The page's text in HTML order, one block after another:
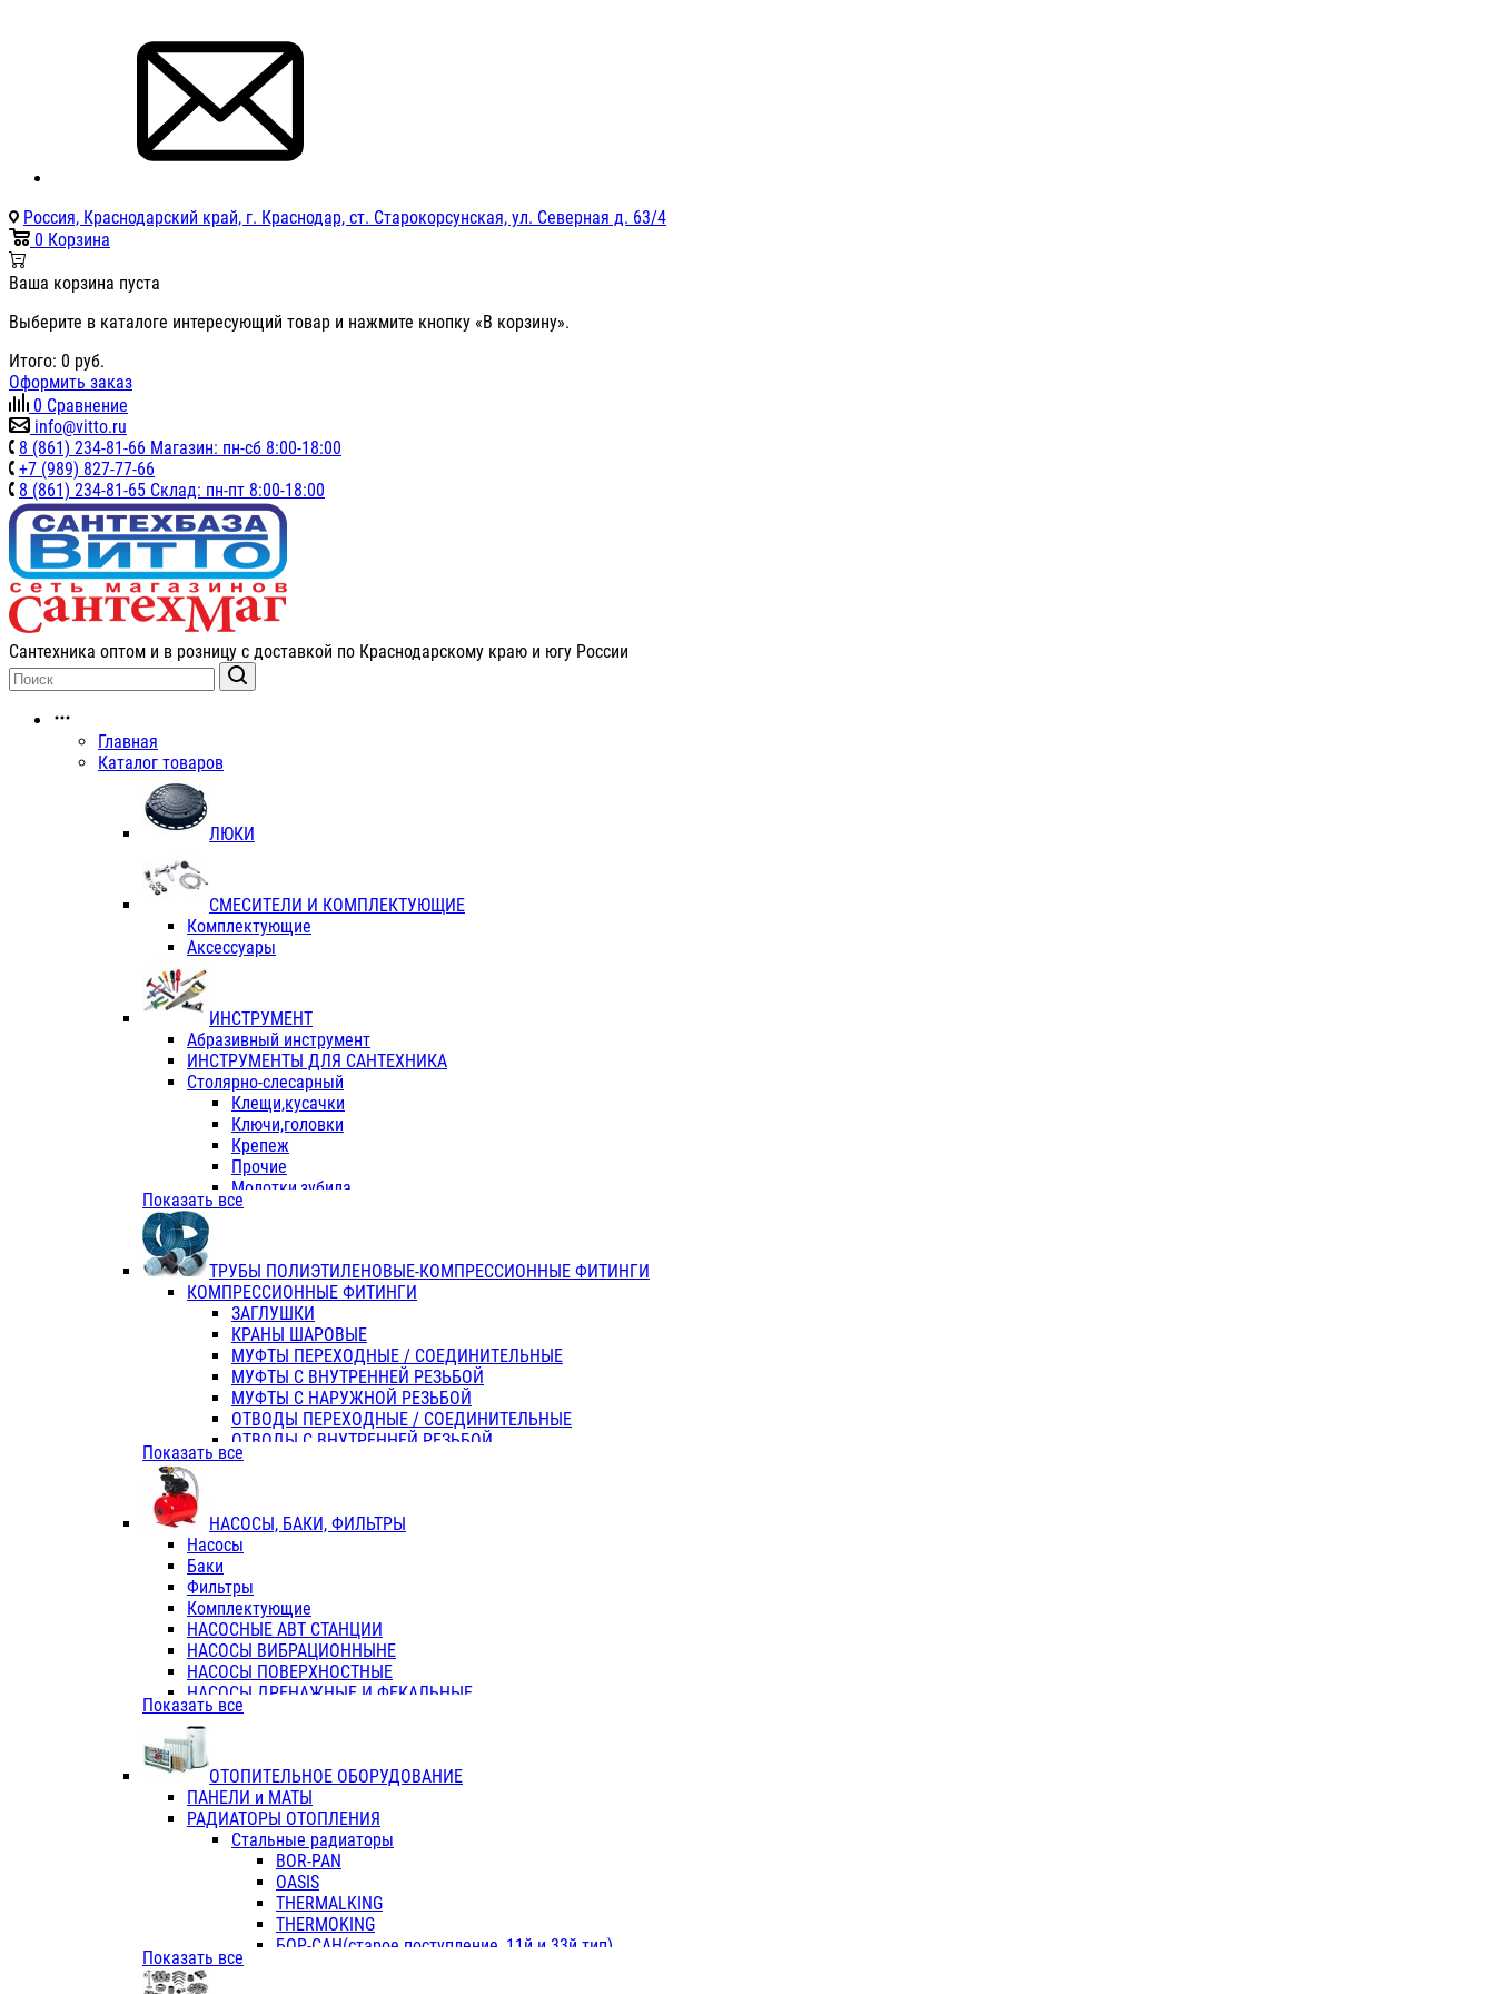
Россия, Краснодарский край, г. Краснодар, ст. Старокорсунская, ул. Северная д. 63/4
0 Корзина
Ваша корзина пуста
Выберите в каталоге интересующий товар и нажмите кнопку «В корзину».
Итого: 0 руб.
Оформить заказ
0 Сравнение
info@vitto.ru
8 (861) 234-81-66 Магазин: пн-сб 8:00-18:00
+7 (989) 827-77-66
8 (861) 234-81-65 Склад: пн-пт 8:00-18:00
Сантехника оптом и в розницу с доставкой по Краснодарскому краю и югу России
Главная
Каталог товаров
ЛЮКИ
СМЕСИТЕЛИ И КОМПЛЕКТУЮЩИЕ
Комплектующие
Аксессуары
ИНСТРУМЕНТ
Абразивный инструмент
ИНСТРУМЕНТЫ ДЛЯ САНТЕХНИКА
Столярно-слесарный
Клещи,кусачки
Ключи,головки
Крепеж
Прочие
Молотки,зубила
Пассатижи,тонкогубцы,утконосы
Отвертки
Хоз. инвентарь
ЭЛ. ИНСТРУМЕНТ OASIS
Показать все
ТРУБЫ ПОЛИЭТИЛЕНОВЫЕ-КОМПРЕССИОННЫЕ ФИТИНГИ
КОМПРЕССИОННЫЕ ФИТИНГИ
ЗАГЛУШКИ
КРАНЫ ШАРОВЫЕ
МУФТЫ ПЕРЕХОДНЫЕ / СОЕДИНИТЕЛЬНЫЕ
МУФТЫ С ВНУТРЕННЕЙ РЕЗЬБОЙ
МУФТЫ С НАРУЖНОЙ РЕЗЬБОЙ
ОТВОДЫ ПЕРЕХОДНЫЕ / СОЕДИНИТЕЛЬНЫЕ
ОТВОДЫ С ВНУТРЕННЕЙ РЕЗЬБОЙ
ОТВОДЫ С НАРУЖНОЙ РЕЗЬБОЙ
ТРОЙНИКИ ПЕРЕХОДНЫЕ / СОЕДИНИТЕЛЬНЫЕ
ТРОЙНИКИ С ВНУТРЕННЕЙ РЕЗЬБОЙ
КОЛЬЦА РЕЗИНОВЫЕ
ТРУБЫ НАПОРНЫЕ
ТРУБЫ ГОФРИРОВАННЫЕ ДВУХСЛ.
ТРУБЫ ПОЛИЭТИЛЕНОВЫЕ
Показать все
НАСОСЫ, БАКИ, ФИЛЬТРЫ
Насосы
Баки
Фильтры
Комплектующие
НАСОСНЫЕ АВТ СТАНЦИИ
НАСОСЫ ВИБРАЦИОННЫНЕ
НАСОСЫ ПОВЕРХНОСТНЫЕ
НАСОСЫ ДРЕНАЖНЫЕ И ФЕКАЛЬНЫЕ
НАСОСЫ ПОВЫСИТ и ЦИРКУЛЯЦИОННЫЕ
НАСОСЫ СКВАЖИННЫЕ
Показать все
ОТОПИТЕЛЬНОЕ ОБОРУДОВАНИЕ
ПАНЕЛИ и МАТЫ
РАДИАТОРЫ ОТОПЛЕНИЯ
Стальные радиаторы
BOR-PAN
OASIS
THERMALKING
THERMOKING
БОР-САН(старое поступление, 11й и 33й тип)
Показать все